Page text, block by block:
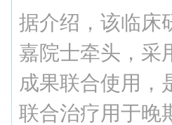
据介绍，该临床
嘉院士牵头，采
成果联合使用，
联合治疗用于晚